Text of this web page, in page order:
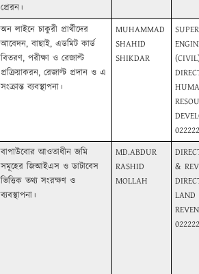
প্রেরন।
অন লাইনে চাকুরী প্রার্থীদের
আবেদন, বাছাই, এডমিট কার্ড
বিতরণ, পরীক্ষা ও রেজাল্ট
প্রক্রিয়াকরন, রেজাল্ট প্রদান ও এ
সংক্রান্ত ব্যবস্থাপনা।
MUHAMMAD
SHAHID
SHIKDAR
বাপাউবোর আওতাধীন জমি
সমূহের জিআইএস ও ডাটাবেস
ভিত্তিক তথ্য সংরক্ষণ ও
ব্যবস্থাপনা।
MD.ABDUR
RASHID
MOLLAH
&